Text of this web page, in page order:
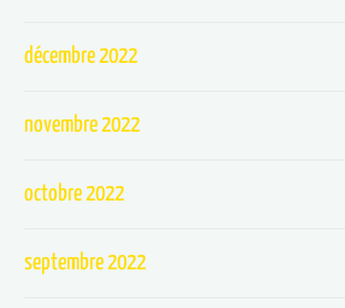
décembre 2022
novembre 2022
octobre 2022
septembre 2022